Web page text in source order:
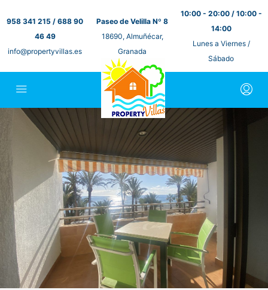
958 341 215 / 688 90
46 49
info@propertyvillas.es
Paseo de Velilla Nº 8
18690, Almuñécar,
Granada
10:00 - 20:00 / 10:00 -
14:00
Lunes a Viernes /
Sábado